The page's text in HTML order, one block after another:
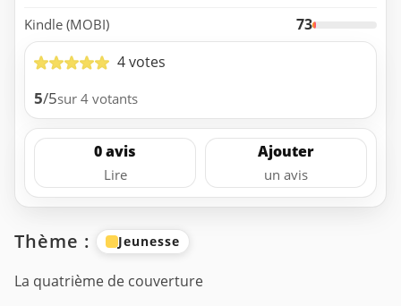
Kindle (MOBI)
73
4 votes
5/5sur 4 votants
0 avis
Lire
Ajouter
un avis
Thème : Jeunesse
La quatrième de couverture